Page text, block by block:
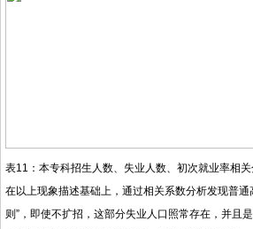
表11：本专科招生人数、失业人数、初次就业率相关
在以上现象描述基础上，通过相关系数分析发现普
则”，即使不扩招，这部分失业人口照常存在，并且